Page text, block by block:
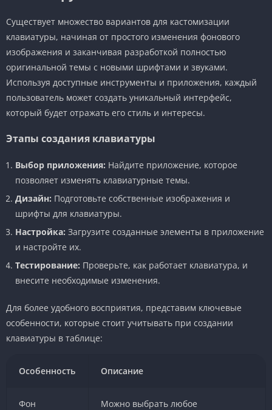
Существует множество вариантов для кастомизации
клавиатуры, начиная от простого изменения фонового
изображения и заканчивая разработкой полностью
оригинальной темы с новыми шрифтами и звуками.
Используя доступные инструменты и приложения, каждый
пользователь может создать уникальный интерфейс,
который будет отражать его стиль и интересы.
Этапы создания клавиатуры
Выбор приложения: Найдите приложение, которое
позволяет изменять клавиатурные темы.
Дизайн: Подготовьте собственные изображения и
шрифты для клавиатуры.
Настройка: Загрузите созданные элементы в приложение
и настройте их.
Тестирование: Проверьте, как работает клавиатура, и
внесите необходимые изменения.
Для более удобного восприятия, представим ключевые
особенности, которые стоит учитывать при создании
клавиатуры в таблице:
Особенность Описание
Фон
Можно выбрать любое